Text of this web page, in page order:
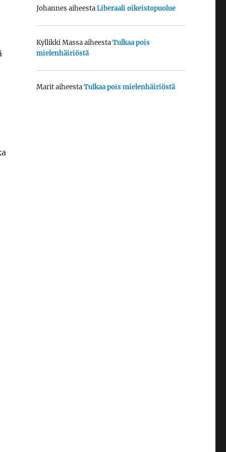
Johannes aiheestaLiberaali oikeistopuolue
Kyllikki MassaaiheestaTulkaa pois
mielenhäiriöstä
MaritaiheestaTulkaa pois mielenhäiriöstä